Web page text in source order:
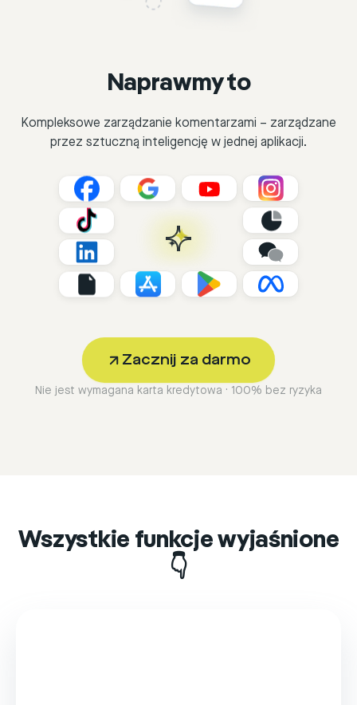
Naprawmy to
Kompleksowe zarządzanie komentarzami – zarządzane
przez sztuczną inteligencję w jednej aplikacji.
Zacznij za darmo
Nie jest wymagana karta kredytowa · 100% bez ryzyka
Wszystkie funkcje wyjaśnione
👇